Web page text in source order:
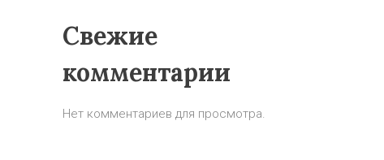
Свежие
комментарии
Нет комментариев для просмотра.